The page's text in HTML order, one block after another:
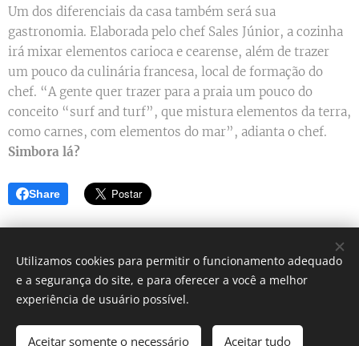
Um dos diferenciais da casa também será sua
gastronomia. Elaborada pelo chef Sales Júnior, a cozinha
irá mixar elementos carioca e cearense, além de trazer
um pouco da culinária francesa, local de formação do
chef. “A gente quer trazer para a praia um pouco do
conceito “surf and turf”, que mistura elementos da terra,
como carnes, com elementos do mar”, adianta o chef.
Simbora lá?
Share
Simbora lá? - Blog de dicas
Instagram:@blog_simborala
Utilizamos cookies para permitir o funcionamento adequado
e a segurança do site, e para oferecer a você a melhor
experiência de usuário possível.
Aceitar somente o necessário Aceitar tudo